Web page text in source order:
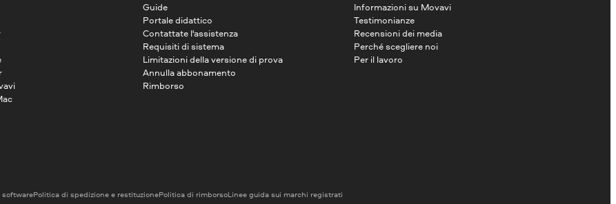
Guide
Portale didattico
Contattate l'assistenza
Requisiti di sistema
Limitazioni della versione di prova
Annulla abbonamento
Rimborso
Informazioni su Movavi
Testimonianze
Recensioni dei media
Perché scegliere noi
Per il lavoro
softwarePolitica di spedizione e restituzionePolitica di rimborsoLinee guida sui marchi registrati